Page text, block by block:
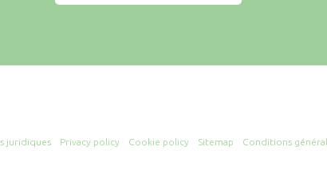
juridiques Privacy policy Cookie policy Sitemap Conditions